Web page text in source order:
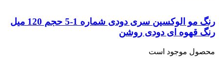
رنگ مو الوکسین سری دودی شماره 1-5 حجم 120 میل
قهوه ای دودی روشن
موجود است